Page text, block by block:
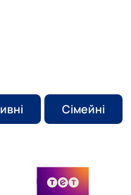
Сімейні